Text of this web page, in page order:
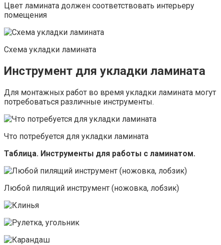
Цвет ламината должен соответствовать интерьеру
помещения
Схема укладки ламината
Инструмент для укладки ламината
Для монтажных работ во время укладки ламината могут
потребоваться различные инструменты.
Что потребуется для укладки ламината
Таблица. Инструменты для работы с ламинатом.
Любой пилящий инструмент (ножовка, лобзик)